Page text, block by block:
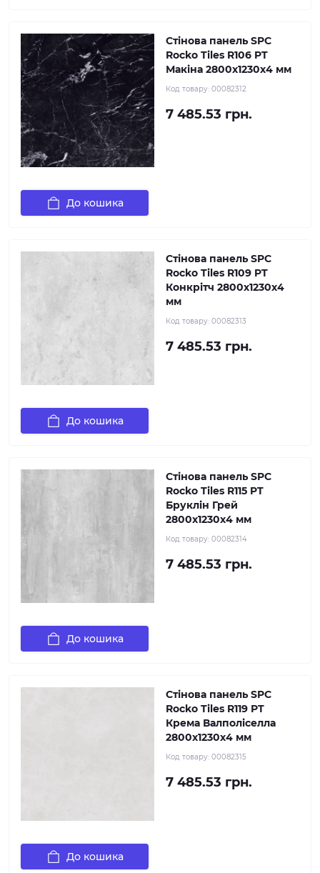
Стінова панель SPC
Rocko Tiles R106 PT
Макіна 2800х1230х4 мм
Код товару: 00082312
7 485.53 грн.
До кошика
Стінова панель SPC
Rocko Tiles R109 PT
Конкрітч 2800х1230х4
мм
Код товару: 00082313
7 485.53 грн.
До кошика
Стінова панель SPC
Rocko Tiles R115 PT
Бруклін Грей
2800х1230х4 мм
Код товару: 00082314
7 485.53 грн.
До кошика
Стінова панель SPC
Rocko Tiles R119 PT
Крема Валполіселла
2800х1230х4 мм
Код товару: 00082315
7 485.53 грн.
До кошика